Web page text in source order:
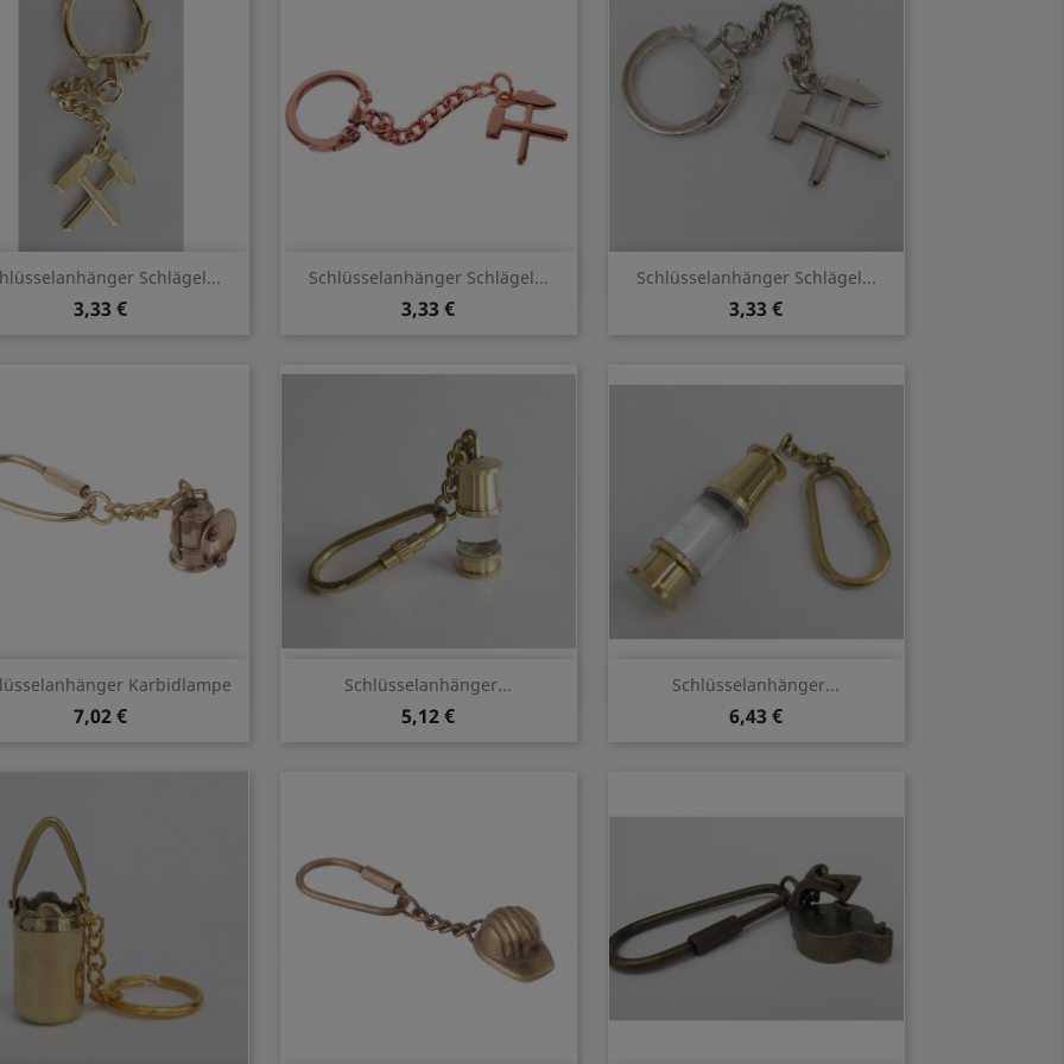
Schlägel...
3,33 €
Vorschau Schlüsselanhänger Schlägel...
3,33 €
Vorschau Schlüsselanhänger Schlägel...
3,33 €
Vorschau
Karbidlampe
7,02 €
Vorschau Schlüsselanhänger...
5,12 €
Vorschau Schlüsselanhänger...
6,43 €
Vorschau